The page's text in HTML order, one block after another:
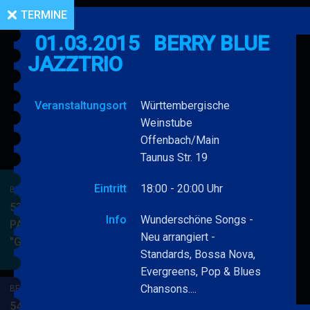
BERRY BLUE & BAND
53. JAZZ Matinee in den
PARKSIDE STUDIOS
"Gypsy Jazz"
BERRY BLUE & BAND
54. JAZZ Matinee in den
TERMINE
01.03.2015
BERRY BLUE
JAZZTRIO
Veranstaltungsort
Württembergische
Weinstube
Offenbach/Main
Taunus Str. 19
Eintritt 18:00 - 20:00 Uhr
Info
Wunderschöne Songs -
Neu arrangiert -
Standards, Bossa Nova,
Evergreens, Pop & Blues
Chansons....